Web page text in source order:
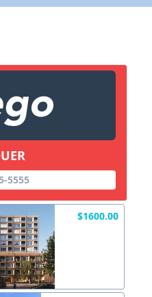
5555
$1600.00
X Fermer
inclus dans courriel)
X Fermer Envoyez